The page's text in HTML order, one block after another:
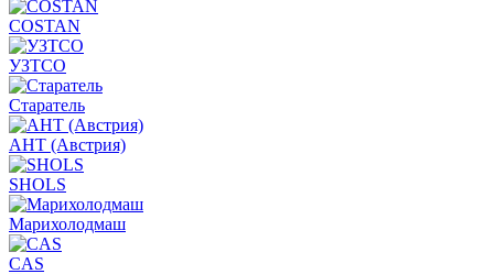
COSTAN
УЗТСО
Старатель
АНТ (Австрия)
SHOLS
Марихолодмаш
CAS